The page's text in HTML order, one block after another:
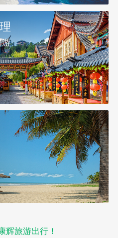
辉旅游出行！